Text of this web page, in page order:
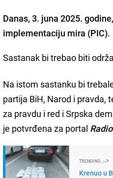
Danas, 3. juna 2025.
implementaciju mira (PIC).
Sastanak bi trebao biti
Na istom sastanku bi
partija BiH, Narod i pravda,
za pravdu i red i Srpska
je potvrđena za portal
TRENDING
Krenuo u